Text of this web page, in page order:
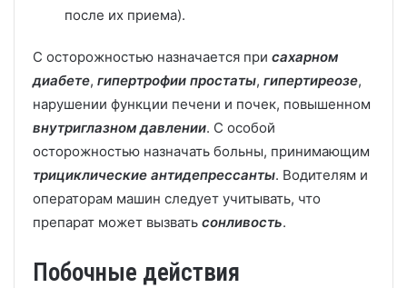
после их приема).
С осторожностью назначается при сахарном
диабете, гипертрофии простаты, гипертиреозе,
нарушении функции печени и почек, повышенном
внутриглазном давлении. С особой
осторожностью назначать больны, принимающим
трициклические антидепрессанты. Водителям и
операторам машин следует учитывать, что
препарат может вызвать сонливость.
Побочные действия